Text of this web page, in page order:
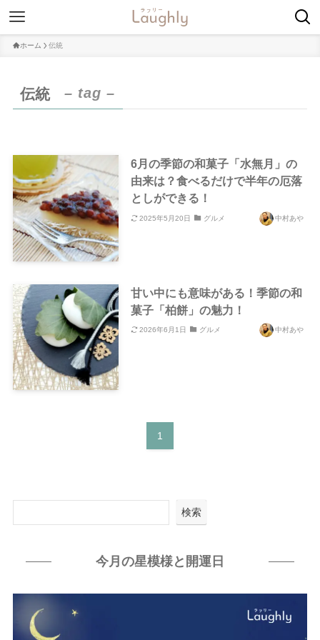
ホーム 伝統
伝統 – tag –
6月の季節の和菓子「水無月」の
由来は？食べるだけで半年の厄落
としができる！
2025年5月20日 グルメ 中村あや
甘い中にも意味がある！季節の和
菓子「柏餅」の魅力！
2026年6月1日 グルメ 中村あや
1
検索
今月の星模様と開運日